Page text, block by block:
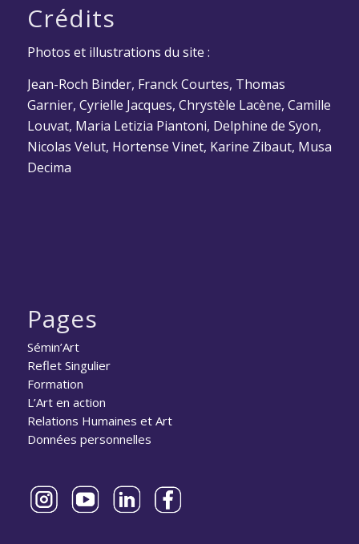
Crédits
Photos et illustrations du site :
Jean-Roch Binder, Franck Courtes, Thomas
Garnier, Cyrielle Jacques, Chrystèle Lacène, Camille
Louvat, Maria Letizia Piantoni, Delphine de Syon,
Nicolas Velut, Hortense Vinet, Karine Zibaut, Musa
Decima
Pages
Sémin’Art
Reflet Singulier
Formation
L’Art en action
Relations Humaines et Art
Données personnelles